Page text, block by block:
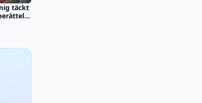
täckt